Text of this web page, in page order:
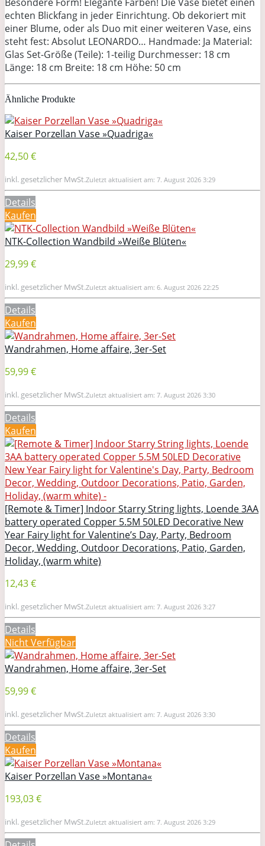
echten Blickfang in jeder Einrichtung. Ob dekoriert mit
einer Blume, oder als Duo mit einer weiteren Vase, eins
steht fest: Absolut LEONARDO… Handmade: Ja Material:
Glas Set-Größe (Teile): 1-teilig Durchmesser: 18 cm
Länge: 18 cm Breite: 18 cm Höhe: 50 cm
Ähnliche Produkte
Kaiser Porzellan Vase »Quadriga«
42,50 €
inkl. gesetzlicher MwSt.Zuletzt aktualisiert am: 7. August 2026 3:29
Details
Kaufen
NTK-Collection Wandbild »Weiße Blüten«
29,99 €
inkl. gesetzlicher MwSt.Zuletzt aktualisiert am: 6. August 2026 22:25
Details
Kaufen
Wandrahmen, Home affaire, 3er-Set
59,99 €
inkl. gesetzlicher MwSt.Zuletzt aktualisiert am: 7. August 2026 3:30
Details
Kaufen
[Remote & Timer] Indoor Starry String lights, Loende 3AA
battery operated Copper 5.5M 50LED Decorative New
Year Fairy light for Valentine’s Day, Party, Bedroom
Decor, Wedding, Outdoor Decorations, Patio, Garden,
Holiday, (warm white)
12,43 €
inkl. gesetzlicher MwSt.Zuletzt aktualisiert am: 7. August 2026 3:27
Details
Nicht Verfügbar
Wandrahmen, Home affaire, 3er-Set
59,99 €
inkl. gesetzlicher MwSt.Zuletzt aktualisiert am: 7. August 2026 3:30
Details
Kaufen
Kaiser Porzellan Vase »Montana«
193,03 €
inkl. gesetzlicher MwSt.Zuletzt aktualisiert am: 7. August 2026 3:29